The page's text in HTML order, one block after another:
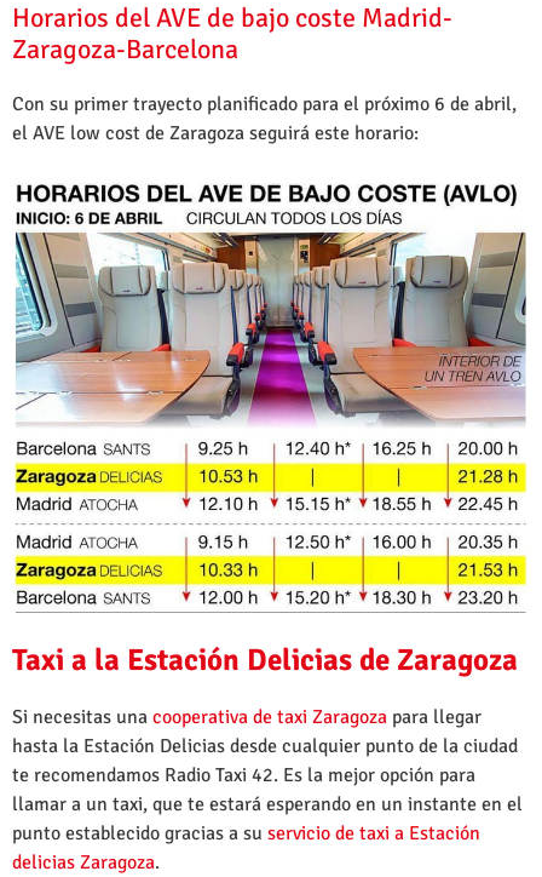
Horarios del AVE de bajo coste Madrid-
Zaragoza-Barcelona
Con su primer trayecto planificado para el próximo 6 de abril,
el AVE low cost de Zaragoza seguirá este horario:
Taxi a la Estación Delicias de Zaragoza
Si necesitas una cooperativa de taxi Zaragoza para llegar
hasta la Estación Delicias desde cualquier punto de la ciudad
te recomendamos Radio Taxi 42. Es la mejor opción para
llamar a un taxi, que te estará esperando en un instante en el
punto establecido gracias a su servicio de taxi a Estación
delicias Zaragoza.